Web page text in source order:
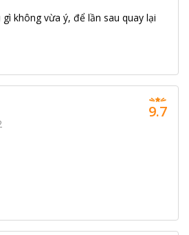
không vừa ý, để lần sau quay lại
9.7